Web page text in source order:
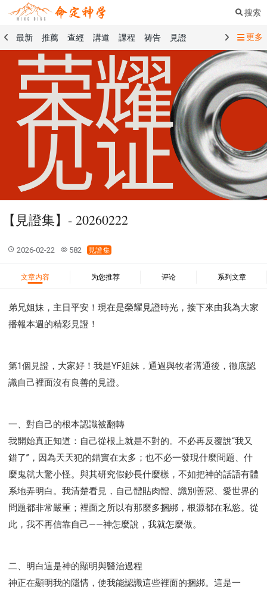
搜索
最新 推薦 查經 講道 課程 祷告
見證
命定音樂
命定書屋 命定奉獻 命定神學
留言板
禱告精選
查經精選 講道精選
課程精選
見證精選
101課程 創世記 馬太福音
傳道書
洗禮禮文
聖餐禮文 01 創世記
02 出埃及記
03 利未記
04 民數記 05 申命記
06 約書亞記
07 士師記
08 路得記
09 撒母耳記上
10 撒母耳記下
15 以斯拉記
16 尼希米記
18 約伯記
19 詩篇
20 箴言 21 傳道書
23 以賽亞書
25 耶利米哀歌
27 但以理書
33 彌迦書
34 那鴻書 35 哈巴谷書
43 約翰福音
44 使徒行傳
45 羅馬書
46 哥林多前書
47 哥林多後書
52 帖撒羅尼迦前書
53 帖撒羅尼迦後書
54 提摩太前書
55 提摩太後書
教會
爭戰 信望愛 學習
彰顯神憤怒的器皿
新時代基督教變革研討會
神同在
傳道者的言語 信心
命定性格
使徒保羅的神學體系
屬靈的世界
耶穌基督的喜訊
愚蠢系列
更多
【見證集】- 20260222
2026-02-22 582 見證集
文章内容 为您推荐 评论 系列文章
弟兄姐妹，主日平安！現在是榮耀見證時光，接下來由我為大家
播報本週的精彩見證！
第1個見證，大家好！我是YF姐妹，通過與牧者溝通後，徹底認
識自己裡面沒有良善的見證。
一、對自己的根本認識被翻轉
我開始真正知道：自己從根上就是不對的。不必再反覆說“我又
錯了”，因為天天犯的錯實在太多；也不必一發現什麼問題、什
麼鬼就大驚小怪。與其研究假鈔長什麼樣，不如把神的話語有體
系地弄明白。我清楚看見，自己體貼肉體、識別善惡、愛世界的
問題都非常嚴重；裡面之所以有那麼多捆綁，根源都在私慾。從
此，我不再信靠自己——神怎麼說，我就怎麼做。
二、明白這是神的顯明與醫治過程
神正在顯明我的隱情，使我能認識這些裡面的捆綁。這是一